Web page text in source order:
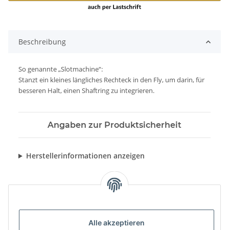
Alle akzeptieren
Beschreibung
So genannte „Slotmachine“:
Stanzt ein kleines längliches Rechteck in den Fly, um darin, für
besseren Halt, einen Shaftring zu integrieren.
Angaben zur Produktsicherheit
Herstellerinformationen anzeigen